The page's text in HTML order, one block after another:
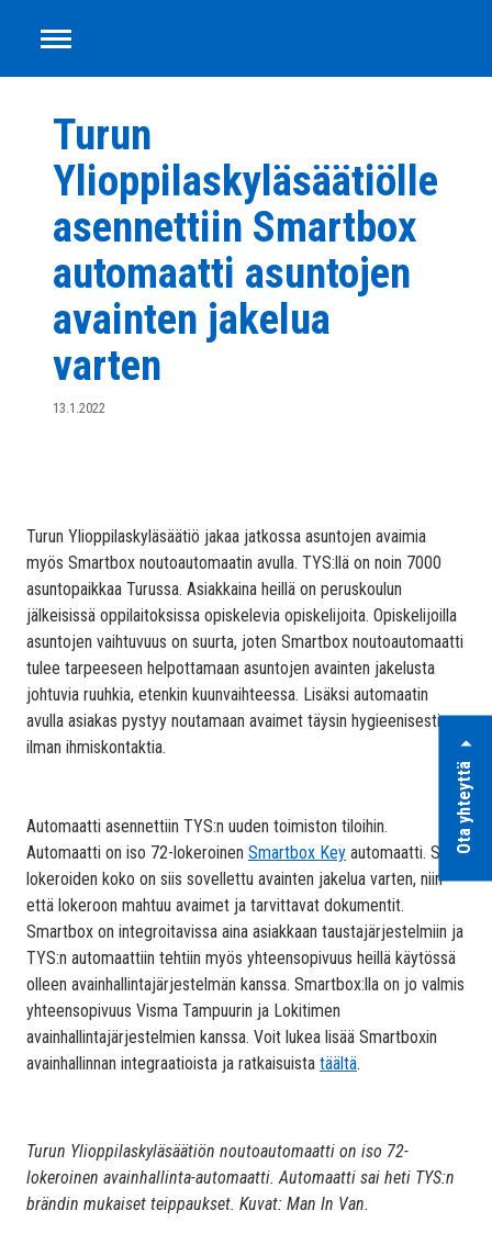
sisältöönTurun
Ylioppilaskyläsäätiölle
asennettiin Smartbox
automaatti asuntojen
avainten jakelua
varten
13.1.2022
Turun Ylioppilaskyläsäätiö jakaa jatkossa asuntojen avaimia
myös Smartbox noutoautomaatin avulla. TYS:llä on noin 7000
asuntopaikkaa Turussa. Asiakkaina heillä on peruskoulun
jälkeisissä oppilaitoksissa opiskelevia opiskelijoita. Opiskelijoilla
asuntojen vaihtuvuus on suurta, joten Smartbox noutoautomaatti
tulee tarpeeseen helpottamaan asuntojen avainten jakelusta
johtuvia ruuhkia, etenkin kuunvaihteessa. Lisäksi automaatin
avulla asiakas pystyy noutamaan avaimet täysin hygieenisesti,
ilman ihmiskontaktia.
Automaatti asennettiin TYS:n uuden toimiston tiloihin.
Automaatti on iso 72-lokeroinen Smartbox Key automaatti. Sen
lokeroiden koko on siis sovellettu avainten jakelua varten, niin
että lokeroon mahtuu avaimet ja tarvittavat dokumentit.
Smartbox on integroitavissa aina asiakkaan taustajärjestelmiin ja
TYS:n automaattiin tehtiin myös yhteensopivuus heillä käytössä
olleen avainhallintajärjestelmän kanssa. Smartbox:lla on jo valmis
yhteensopivuus Visma Tampuurin ja Lokitimen
avainhallintajärjestelmien kanssa. Voit lukea lisää Smartboxin
avainhallinnan integraatioista ja ratkaisuista täältä.
Turun Ylioppilaskyläsäätiön noutoautomaatti on iso 72-
lokeroinen avainhallinta-automaatti. Automaatti sai heti TYS:n
brändin mukaiset teippaukset. Kuvat: Man In Van.
Ota yhteyttä